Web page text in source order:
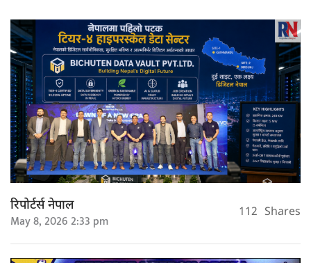
रिपोर्टर्स नेपाल
May 8, 2026 2:33 pm 112 Shares